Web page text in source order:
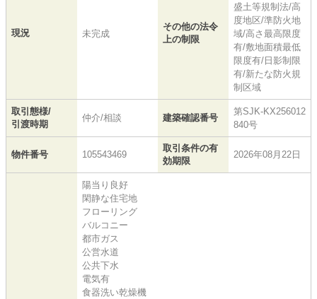
現況 未完成
その他の法令
上の制限
盛土等規制法/高
度地区/準防火地
域/高さ最高限度
有/敷地面積最低
限度有/日影制限
有/新たな防火規
制区域
取引態様/
引渡時期
仲介/相談 建築確認番号
第SJK-KX256012
840号
物件番号 105543469
取引条件の有
効期限
2026年08月22日
陽当り良好
閑静な住宅地
フローリング
バルコニー
都市ガス
公営水道
公共下水
電気有
食器洗い乾燥機